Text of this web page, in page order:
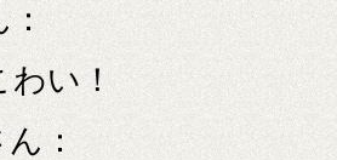
：
わい！
ん：